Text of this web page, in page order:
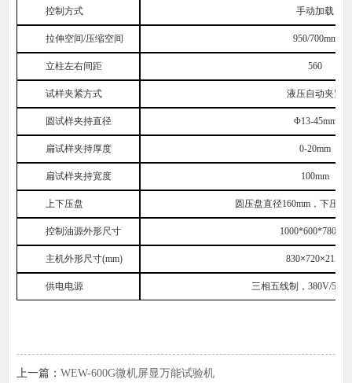
控制方式 手动加载
拉伸空间/压缩空间 950/700mm
立柱左右间距 560
试样夹紧方式 液压自动夹紧
圆试样夹持直径 Φ13-45mm
扁试样夹持厚度 0-20mm
扁试样夹持宽度 100mm
上下压盘 圆压盘直径160mm，下压盘
控制油源外形尺寸 1000*600*780mm
主机外形尺寸(mm) 830×720×2155
供电电源 三相五线制，380V/
上一篇： WEW-600G微机屏显万能试验机